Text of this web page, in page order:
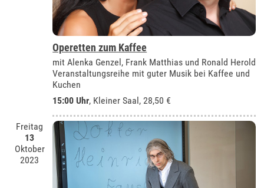
Operetten zum Kaffee
mit Alenka Genzel, Frank Matthias und Ronald Herold
Veranstaltungsreihe mit guter Musik bei Kaffee und
Kuchen
15:00 Uhr, Kleiner Saal , 28,50 €
Freitag
13
Oktober
2023